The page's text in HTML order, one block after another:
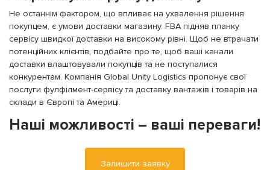
Не останнім фактором, що впливає на ухвалення рішення
покупцем, є умови доставки магазину. FBA підняв планку
сервісу швидкої доставки на високому рівні. Щоб не втрачати
потенційних клієнтів, подбайте про те, щоб ваші канали
доставки влаштовували покупців та не поступалися
конкурентам. Компанія Global Unity Logistics пропонує свої
послуги фулфілмент-сервісу та доставку вантажів і товарів на
склади в Європі та Америці.
Наші можливості – ваші переваги!
Залишити заявку